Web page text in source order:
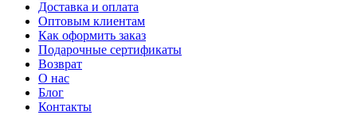
Доставка и оплата
Оптовым клиентам
Как оформить заказ
Подарочные сертификаты
Возврат
О нас
Блог
Контакты